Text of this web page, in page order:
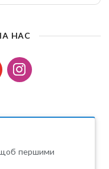
НАС
щоб першими